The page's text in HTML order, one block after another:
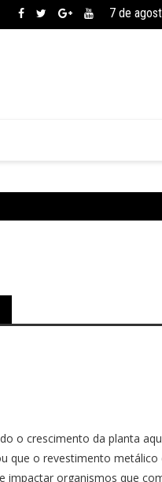
7 de
o crescimento da planta
que o revestimento metálico
impactar organismos que